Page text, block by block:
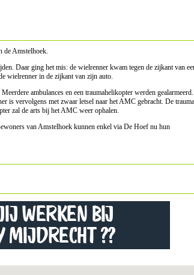
de Amstelhoek.
Daar ging het mis: de wielrenner kwam tegen de zijkant van
wielrenner in de zijkant van zijn auto.
ambulances en een traumahelikopter werden gealarmeerd.
is vervolgens met zwaar letsel naar het AMC gebracht. De
zal de arts bij het AMC weer ophalen.
van Amstelhoek kunnen enkel via De Hoef nu hun